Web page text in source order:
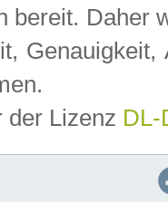
bereit. Daher
der Lizenz